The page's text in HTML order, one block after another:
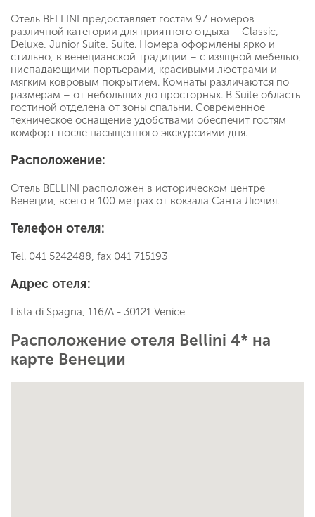
Отель BELLINI предоставляет гостям 97 номеров
различной категории для приятного отдыха – Classic,
Deluxe, Junior Suite, Suite. Номера оформлены ярко и
стильно, в венецианской традиции – с изящной мебелью,
ниспадающими портьерами, красивыми люстрами и
мягким ковровым покрытием. Комнаты различаются по
размерам – от небольших до просторных. В Suite область
гостиной отделена от зоны спальни. Современное
техническое оснащение удобствами обеспечит гостям
комфорт после насыщенного экскурсиями дня.
Расположение:
Отель BELLINI расположен в историческом центре
Венеции, всего в 100 метрах от вокзала Санта Лючия.
Телефон отеля:
Tel. 041 5242488, fax 041 715193
Адрес отеля:
Lista di Spagna, 116/A - 30121 Venice
Расположение отеля Bellini 4* на
карте Венеции